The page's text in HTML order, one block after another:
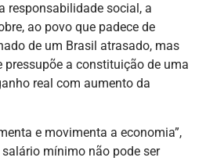
responsabilidade social, a
ao povo que padece de
de um Brasil atrasado, mas
a constituição de uma
real com aumento da
e movimenta a economia”,
mínimo não pode ser